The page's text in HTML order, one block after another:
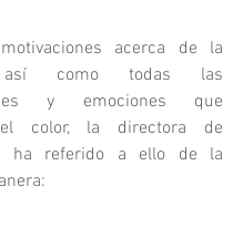
acerca de la
así como todas las
y emociones que
color, la directora de
ha referido a ello de la